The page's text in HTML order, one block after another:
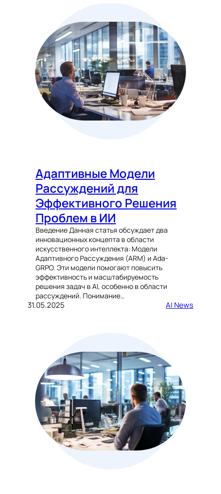
Адаптивные Модели
Рассуждений для
Эффективного Решения
Проблем в ИИ
Введение Данная статья обсуждает два
инновационных концепта в области
искусственного интеллекта: Модели
Адаптивного Рассуждения (ARM) и Ada-
GRPO. Эти модели помогают повысить
эффективность и масштабируемость
решения задач в AI, особенно в области
рассуждений. Понимание…
31.05.2025 AI News